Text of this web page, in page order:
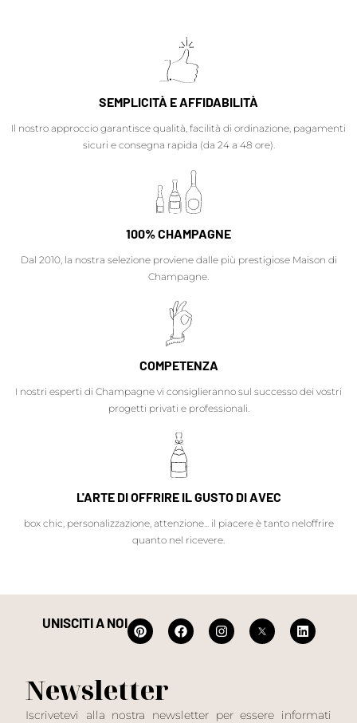
SEMPLICITÀ E AFFIDABILITÀ
Il nostro approccio garantisce qualità, facilità di ordinazione, pagamenti
sicuri e consegna rapida (da 24 a 48 ore).
100% CHAMPAGNE
Dal 2010, la nostra selezione proviene dalle più prestigiose Maison di
Champagne.
COMPETENZA
I nostri esperti di Champagne vi consiglieranno sul successo dei vostri
progetti privati e professionali.
L'ARTE DI OFFRIRE IL GUSTO DI AVEC
box chic, personalizzazione, attenzione... il piacere è tanto neloffrire
quanto nel ricevere.
UNISCITI A NOI
Newsletter
Iscrivetevi alla nostra newsletter per essere informati